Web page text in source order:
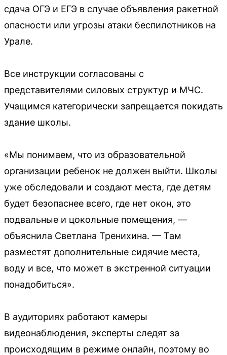
сдача ОГЭ и ЕГЭ в случае объявления ракетной
опасности или угрозы атаки беспилотников на
Урале.
Все инструкции согласованы с
представителями силовых структур и МЧС.
Учащимся категорически запрещается покидать
здание школы.
«Мы понимаем, что из образовательной
организации ребенок не должен выйти. Школы
уже обследовали и создают места, где детям
будет безопаснее всего, где нет окон, это
подвальные и цокольные помещения, —
объяснила Светлана Тренихина. — Там
разместят дополнительные сидячие места,
воду и все, что может в экстренной ситуации
понадобиться».
В аудиториях работают камеры
видеонаблюдения, эксперты следят за
происходящим в режиме онлайн, поэтому во